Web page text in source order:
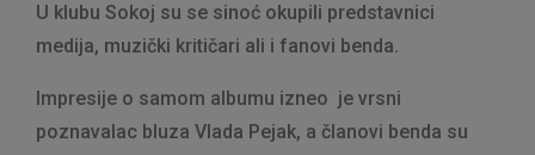
U klubu Sokoj su se sinoć okupili predstavnici
medija, muzički kritičari ali i fanovi benda.
Impresije o samom albumu izneo je vrsni
poznavalac bluza Vlada Pejak, a članovi benda su